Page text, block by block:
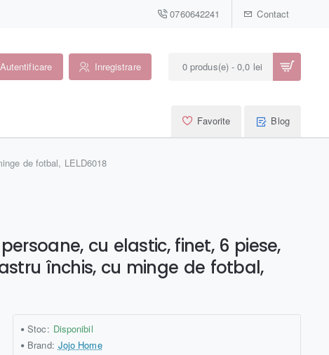
0760642241 Contact
Autentificare Inregistrare 0 produs(e) - 0,0 lei
Favorite Blog
de fotbal, LELD6018
cu elastic, finet, 6 piese,
închis, cu minge de fotbal,
Stoc: Disponibil
Brand: Jojo Home